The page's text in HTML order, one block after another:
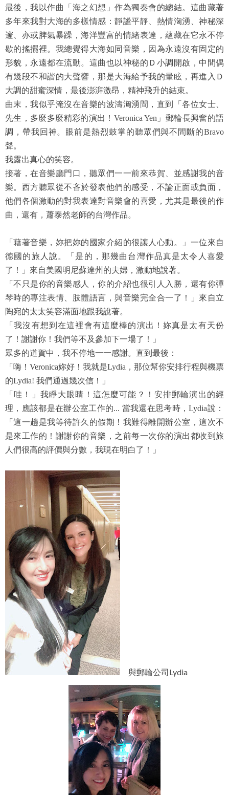
最後，我以作曲「海之幻想」作為獨奏會的總結。這曲藏著
多年來我對大海的多樣情感：靜謐平靜、熱情洶湧、神秘深
邃、亦或脾氣暴躁，海洋豐富的情緒表達，蘊藏在它永不停
歇的搖擺裡。我總覺得大海如同音樂，因為永遠沒有固定的
形貌，永遠都在流動。這曲也以神秘的Ｄ小調開啟，中間偶
有幾段不和諧的大聲響，那是大海給予我的暈眩，再進入Ｄ
大調的甜蜜深情，最後澎湃激昂，精神飛升的結束。
曲末，我似乎淹沒在音樂的波濤洶湧間，直到「各位女士、
先生，多麼多麼精彩的演出！Veronica Yen」郵輪長興奮的語
調，帶我回神。眼前是熱烈鼓掌的聽眾們與不間斷的Bravo
聲。
我露出真心的笑容。
接著，在音樂廳門口，聽眾們一一前來恭賀、並感謝我的音
樂。西方聽眾從不吝於發表他們的感受，不論正面或負面，
他們各個激動的對我表達對音樂會的喜愛，尤其是最後的作
曲，還有，蕭泰然老師的台灣作品。
「藉著音樂，妳把妳的國家介紹的很讓人心動。」一位來自
德國的旅人說。「是的，那幾曲台灣作品真是太令人喜愛
了！」來自美國明尼蘇達州的夫婦，激動地說著。
「不只是你的音樂感人，你的介紹也很引人入勝，還有你彈
琴時的專注表情、肢體語言，與音樂完全合一了！」來自立
陶宛的太太笑容滿面地跟我說著。
「我沒有想到在這裡會有這麼棒的演出！妳真是太有天份
了！謝謝你！我們等不及參加下一場了！」
眾多的道賀中，我不停地一一感謝。直到最後：
「嗨！Veronica妳好！我就是Lydia，那位幫你安排行程與機票
的Lydia! 我們通過幾次信！」
「哇！」我睜大眼睛！這怎麼可能？！安排郵輪演出的經
理，應該都是在辦公室工作的... 當我還在思考時，Lydia說：
「這一趟是我等待許久的假期！我難得離開辦公室，這次不
是來工作的！謝謝你的音樂，之前每一次你的演出都收到旅
人們很高的評價與分數，我現在明白了！」
與郵輪公司Lydia